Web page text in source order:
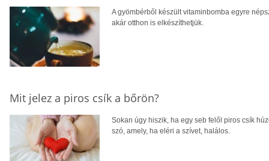
A gyömbérből készült vitaminbomba egyre
akár otthon is elkészíthetjük.
Mit jelez a piros csík a bőrön?
Sokan úgy hiszik, ha egy seb felől piros csík
szó, amely, ha eléri a szívet, halálos.